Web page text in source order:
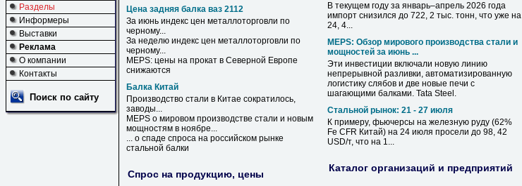
Разделы
Информеры
Выставки
Реклама
О компании
Контакты
Поиск по сайту
Цена задняя балка ваз 2112
За июнь индекс цен металлоторговли по
черному...
За неделю индекс цен металлоторговли по
черному...
MEPS: цены на прокат в Северной Европе
снижаются
Балка Китай
Производство стали в Китае сократилось,
заводы...
MEPS о мировом производстве стали и новым
мощностям в ноябре...
... о спаде спроса на российском рынке
стальной балки
Спрос на продукцию, цены
В текущем году за январь–апрель 2026 года
импорт снизился до 722, 2 тыс. тонн, что уже на
24, 4...
MEPS: Обзор мирового производства стали и
мощностей за июнь ...
Эти инвестиции включали новую линию
непрерывной разливки, автоматизированную
логистику слябов и две новые печи с
шагающими балками. Tata Steel.
Стальной рынок: 21 - 27 июля
К примеру, фьючерсы на железную руду (62%
Fe CFR Китай) на 24 июля просели до 98, 42
USD/т, что на 1...
Каталог организаций и предприятий